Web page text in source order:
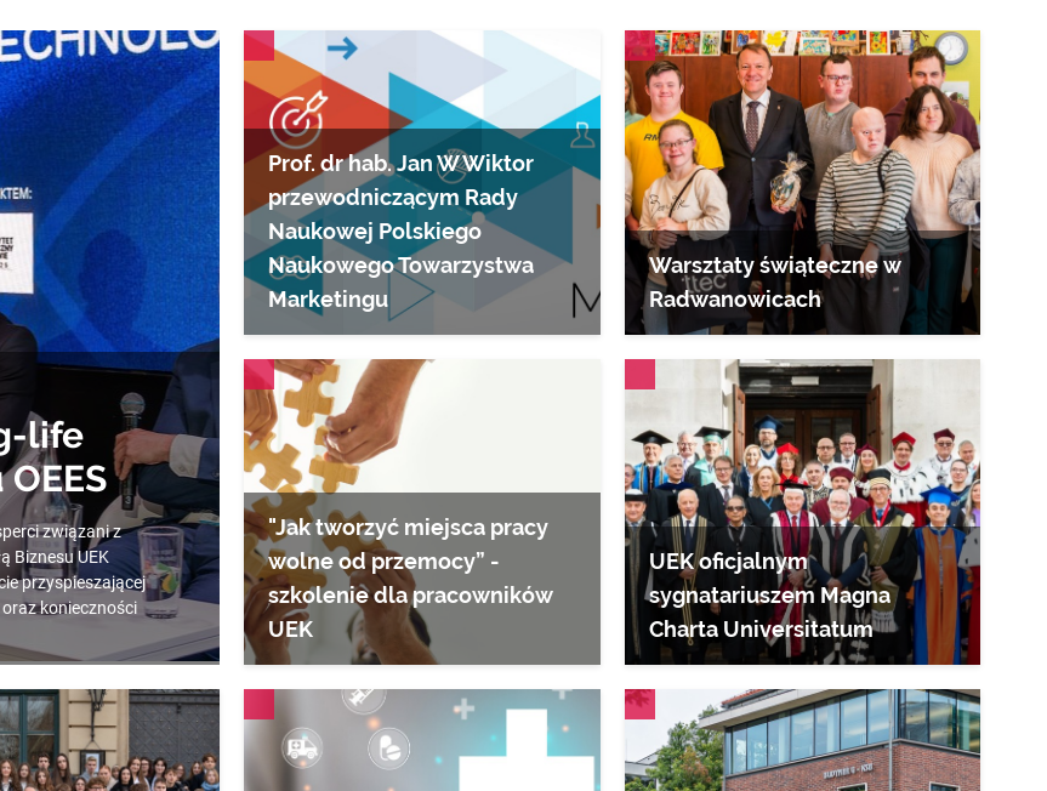
life
związani z
Biznesu UEK
przyspieszającej
konieczności
AKTUALNOŚCI
Prof. dr hab. Jan W Wiktor
przewodniczącym Rady
Naukowej Polskiego
Naukowego Towarzystwa
Marketingu
AKTUALNOŚCI
Warsztaty świąteczne w
Radwanowicach
AKTUALNOŚCI
"Jak tworzyć miejsca pracy
wolne od przemocy” -
szkolenie dla pracowników
UEK
UEK oficjalnym
sygnatariuszem Magna
Charta Universitatum
AKTUALNOŚCI